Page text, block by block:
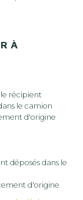
À
le récipient
le camion
d'origine
déposés dans le
d'origine